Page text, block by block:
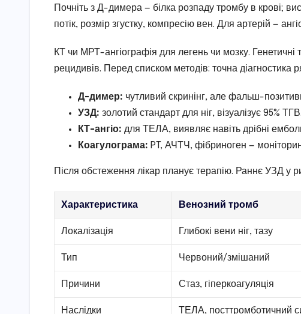
Почніть з Д-димера — білка розпаду тромбу в крові;
потік, розмір згустку, компресію вен. Для артерій —
КТ чи МРТ-ангіографія для легень чи мозку.
рецидивів. Перед списком методів: точна діагностика
Д-димер: чутливий скринінг, але фальш-
УЗД: золотий стандарт для ніг, візуалізує 95% ТГВ.
КТ-ангіо: для ТЕЛА, виявляє навіть дрібні
Коагулограма: PT, АЧТЧ, фібриноген —
Після обстеження лікар планує терапію. Раннє УЗД у
Характеристика Венозний тромб
Локалізація Глибокі вени ніг, тазу
Тип Червоний/змішаний
Причини Стаз, гіперкоагуляція
Наслідки ТЕЛА, посттромботичний